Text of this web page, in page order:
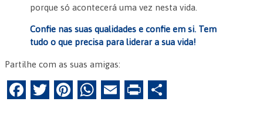
porque só acontecerá uma vez nesta vida.
Confie nas suas qualidades e confie em si. Tem
tudo o que precisa para liderar a sua vida!
Partilhe com as suas amigas:
F
T
Pi
W
E
Pr